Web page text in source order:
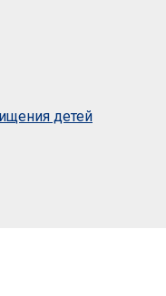
детей